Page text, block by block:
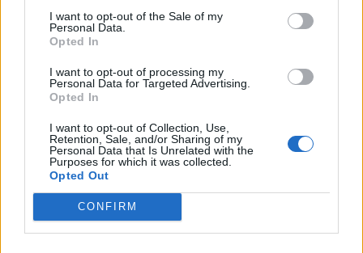
I want to opt-out of the Sale of my
Personal Data.
Opted In
I want to opt-out of processing my
Personal Data for Targeted Advertising.
Opted In
I want to opt-out of Collection, Use,
Retention, Sale, and/or Sharing of my
Personal Data that Is Unrelated with the
Purposes for which it was collected.
Opted Out
CONFIRM
LinkedIn
X
WhatsApp Stampa
LE MIGLIORI OFFERTE AMAZON